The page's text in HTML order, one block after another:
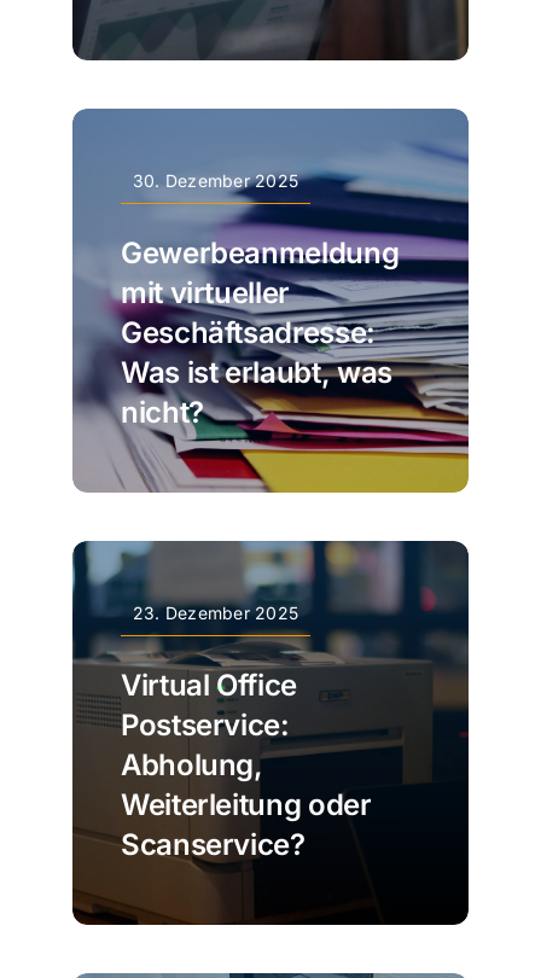
30. Dezember 2025
Gewerbeanmeldung
mit virtueller
Geschäftsadresse:
Was ist erlaubt, was
nicht?
23. Dezember 2025
Virtual Office
Postservice:
Abholung,
Weiterleitung oder
Scanservice?